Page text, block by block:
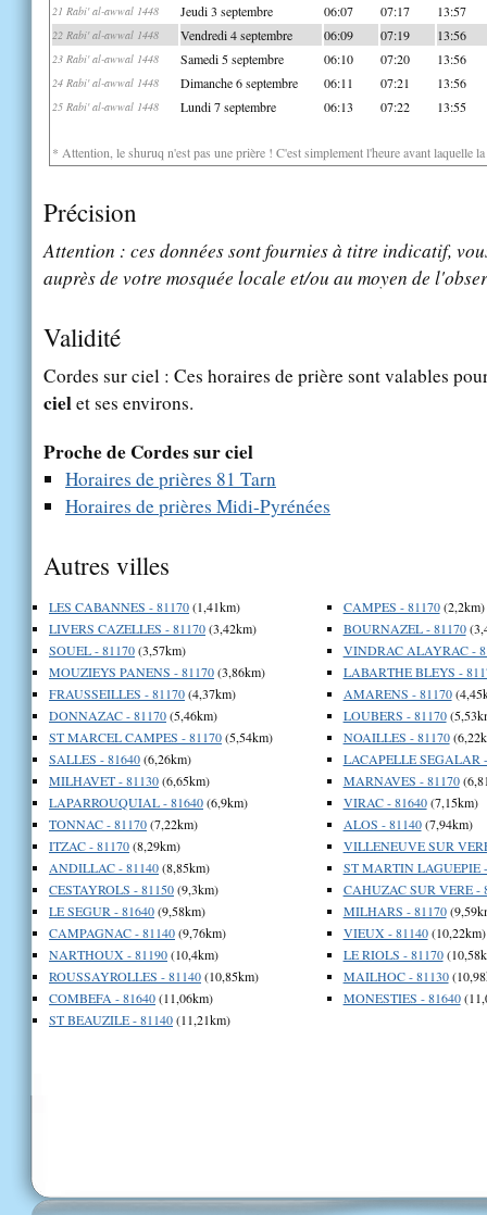
21 Rabi' al-awwal 1448 Jeudi 3 septembre 06:07 07:17 13:57
22 Rabi' al-awwal 1448 Vendredi 4 septembre 06:09 07:19 13:56
23 Rabi' al-awwal 1448 Samedi 5 septembre 06:10 07:20 13:56
24 Rabi' al-awwal 1448 Dimanche 6 septembre 06:11 07:21 13:56
25 Rabi' al-awwal 1448 Lundi 7 septembre 06:13 07:22 13:55
* Attention, le shuruq n'est pas une prière ! C'est simplement l'heure avant laquelle
Précision
Attention : ces données sont fournies à titre indicatif,
auprès de votre mosquée locale et/ou au moyen de
Validité
Cordes sur ciel : Ces horaires de prière sont valables
cielet ses environs.
Proche de Cordes sur ciel
Horaires de prières 81 Tarn
Horaires de prières Midi-Pyrénées
Autres villes
LES CABANNES - 81170(1,41km)
LIVERS CAZELLES - 81170(3,42km)
SOUEL - 81170(3,57km)
MOUZIEYS PANENS - 81170(3,86km)
FRAUSSEILLES - 81170(4,37km)
DONNAZAC - 81170(5,46km)
ST MARCEL CAMPES - 81170(5,54km)
SALLES - 81640(6,26km)
MILHAVET - 81130(6,65km)
LAPARROUQUIAL - 81640(6,9km)
TONNAC - 81170(7,22km)
ITZAC - 81170(8,29km)
ANDILLAC - 81140(8,85km)
CESTAYROLS - 81150(9,3km)
LE SEGUR - 81640(9,58km)
CAMPAGNAC - 81140(9,76km)
NARTHOUX - 81190(10,4km)
ROUSSAYROLLES - 81140(10,85km)
COMBEFA - 81640(11,06km)
ST BEAUZILE - 81140(11,21km)
CAMPES - 81170(2,2km)
BOURNAZEL - 81170
VINDRAC ALAYRAC -
LABARTHE BLEYS -
AMARENS - 81170
LOUBERS - 81170
NOAILLES - 81170
LACAPELLE SEGALAR
MARNAVES - 81170
VIRAC - 81640(7,15km)
ALOS - 81140(7,94km)
VILLENEUVE SUR
ST MARTIN LAGUEPIE
CAHUZAC SUR VERE -
MILHARS - 81170
VIEUX - 81140(10,22km)
LE RIOLS - 81170
MAILHOC - 81130
MONESTIES - 81640